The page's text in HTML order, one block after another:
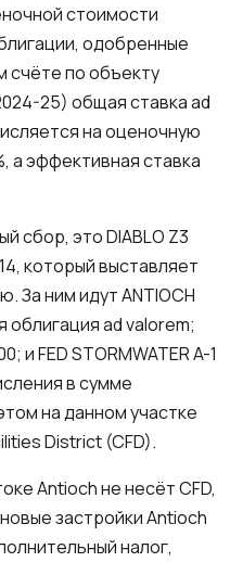
стоимости
одобренные
счёте по объекту
25) общая ставка ad
на оценочную
а эффективная ставка
сбор, это DIABLO Z3
который выставляет
За ним идут ANTIOCH
облигация ad valorem;
и FED STORMWATER A-1
в сумме
на данном участке
District (CFD).
Antioch не несёт CFD,
застройки Antioch
налог,